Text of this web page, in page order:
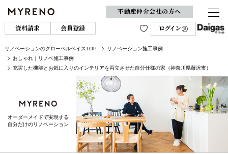
不動産仲介会社の方へ
資料請求
会員登録 ログイン
リノベーションのグローベルベイスTOP
リノベーション施工事例
おしゃれ｜リノベ施工事例
充実した機能とお気に入りのインテリアを両立させた自分仕様の家（神奈川県藤沢市）
オーダーメイドで実現する
自分だけのリノベーション